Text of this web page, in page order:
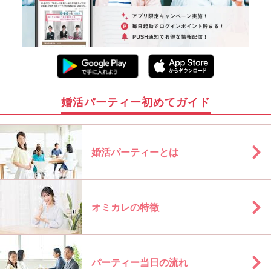
婚活パーティー初めてガイド
婚活パーティーとは
オミカレの特徴
パーティー当日の流れ